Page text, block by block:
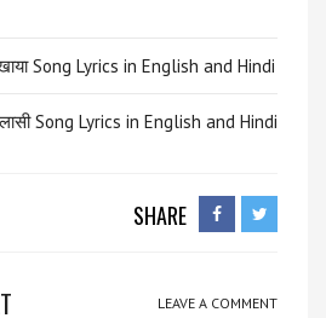
Song Lyrics in English and Hindi
Song Lyrics in English and Hindi
SHARE
LEAVE A COMMENT